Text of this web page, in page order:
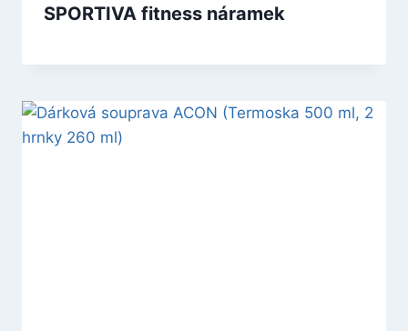
SPORTIVA fitness náramek